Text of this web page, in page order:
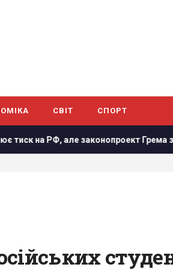
СВІТ СПОРТ
Грема змусить його вжити